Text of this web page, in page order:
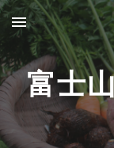
Skip to main
富士